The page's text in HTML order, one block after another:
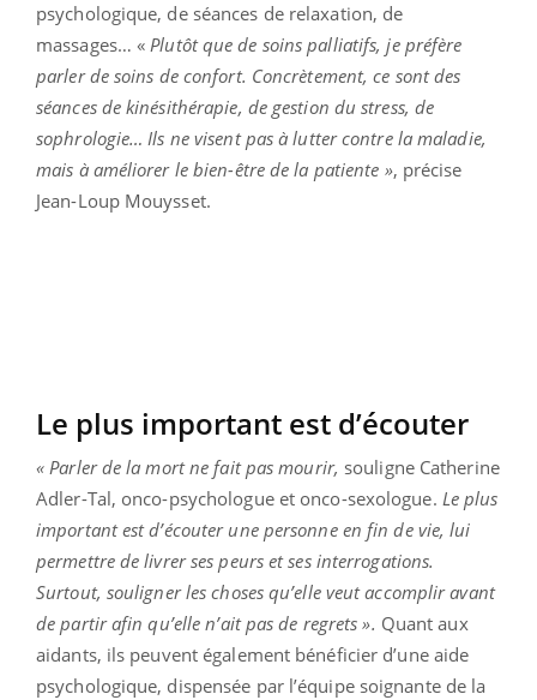
psychologique, de séances de relaxation, de
massages… «Plutôt que de soins palliatifs, je préfère
parler de soins de confort. Concrètement, ce sont des
séances de kinésithérapie, de gestion du stress, de
sophrologie… Ils ne visent pas à lutter contre la maladie,
mais à améliorer le bien-être de la patiente », précise
Jean-Loup Mouysset.
Le plus important est d’écouter
« Parler de la mort ne fait pas mourir, souligne Catherine
Adler-Tal, onco-psychologue et onco-sexologue. Le plus
important est d’écouter une personne en fin de vie, lui
permettre de livrer ses peurs et ses interrogations.
Surtout, souligner les choses qu’elle veut accomplir avant
de partir afin qu’elle n’ait pas de regrets ». Quant aux
aidants, ils peuvent également bénéficier d’une aide
psychologique, dispensée par l’équipe soignante de la